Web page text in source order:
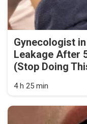
Gynecologist
Leakage After
(Stop Doing
4 h 25 min